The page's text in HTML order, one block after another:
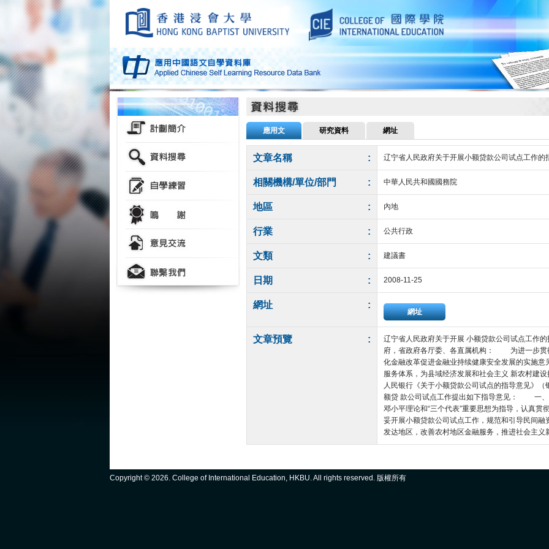
應用文 研究資料 網址
文章名稱 : 辽宁省人民政府关于开展小额贷款公司试点工作的
相關機構/單位/部門 : 中華人民共和國國務院
地區 : 內地
行業 : 公共行政
文類 : 建議書
日期 : 2008-11-25
網址 :
網址
文章預覽 :
辽宁省人民政府关于开展 小额贷款公司试点工作
府，省政府各厅委、各直属机构： 为进一步贯
化金融改革促进金融业持续健康安全发展的实施
服务体系，为县域经济发展和社会主义 新农村建
人民银行《关于小额贷款公司试点的指导意见》
额贷 款公司试点工作提出如下指导意见： 一
邓小平理论和“三个代表”重要思想为指导，认真
妥开展小额贷款公司试点工作，规范和引导民间
发达地区，改善农村地区金融服务，推进社会
Copyright © 2026. College of International Education, HKBU. All rights reserved. 版權所有